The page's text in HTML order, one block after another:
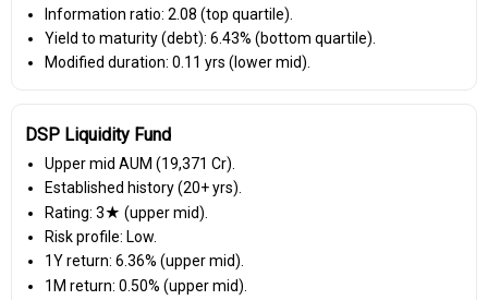
Information ratio: 2.08 (top quartile).
Yield to maturity (debt): 6.43% (bottom quartile).
Modified duration: 0.11 yrs (lower mid).
DSP Liquidity Fund
Upper mid AUM (₹19,371 Cr).
Established history (20+ yrs).
Rating: 3★ (upper mid).
Risk profile: Low.
1Y return: 6.36% (upper mid).
1M return: 0.50% (upper mid).